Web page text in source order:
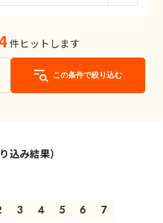
件ヒットします
この条件で絞り込む
込み結果）
3 4 5 6 7